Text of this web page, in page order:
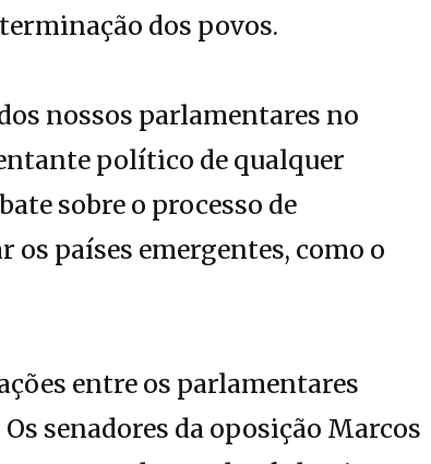
dos povos.
nossos parlamentares no
político de qualquer
sobre o processo de
países emergentes, como o
entre os parlamentares
senadores da oposição Marcos